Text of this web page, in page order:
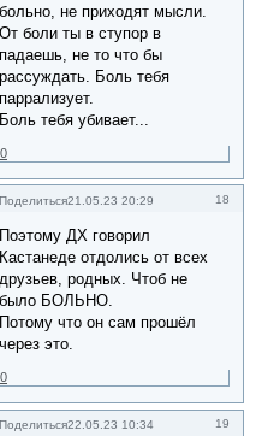
больно, не приходят мысли.
От боли ты в ступор в
падаешь, не то что бы
рассуждать. Боль тебя
паррализует.
Боль тебя убивает...
0
Поделиться 18
21.05.23 20:29
Поэтому ДХ говорил
Кастанеде отдолись от всех
друзьев, родных. Чтоб не
было БОЛЬНО.
Потому что он сам прошёл
через это.
0
Поделиться 19
22.05.23 10:34